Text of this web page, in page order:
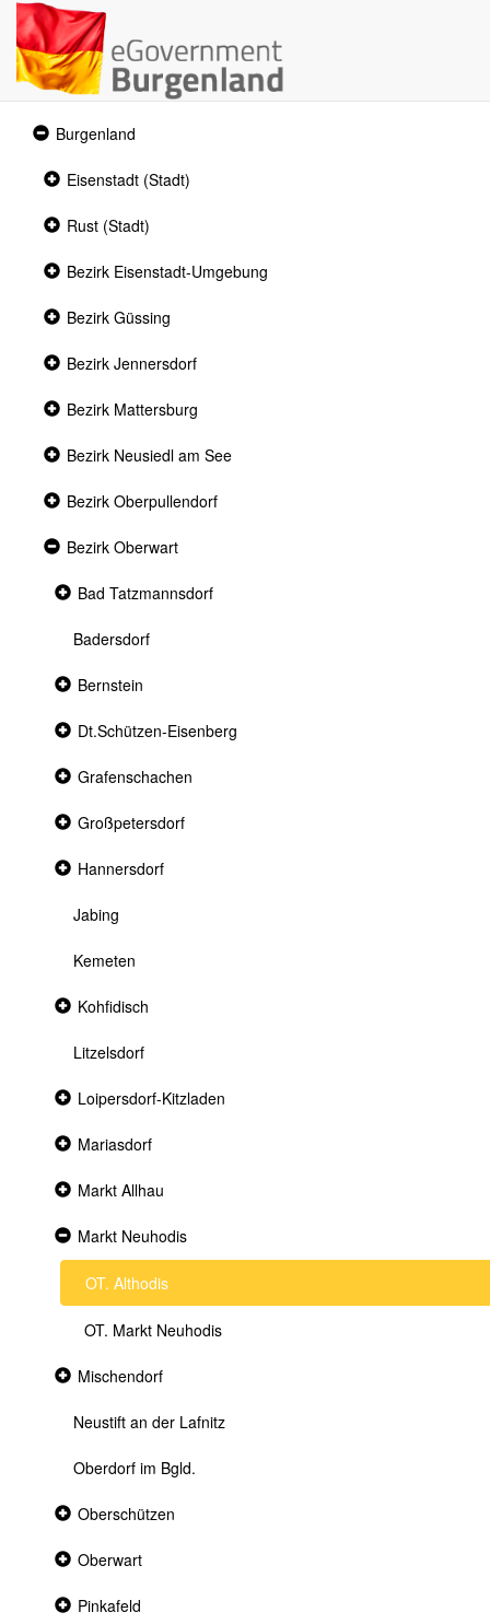
Expanded
section
Burgenland
Collapsed
Eisenstadt (Stadt)
Collapsed
section
Rust (Stadt)
Collapsed
Bezirk Eisenstadt-Umgebung
Collapsed
Bezirk Güssing
Collapsed
Bezirk Jennersdorf
Collapsed
Bezirk Mattersburg
Collapsed
Bezirk Neusiedl am See
Collapsed
Bezirk Oberpullendorf
Expanded
Bezirk Oberwart
Collapsed
Bad Tatzmannsdorf
Badersdorf
Collapsed
Bernstein
Collapsed
Dt.Schützen-Eisenberg
Collapsed
Grafenschachen
Collapsed
section
Großpetersdorf
Collapsed
Hannersdorf
Jabing
Kemeten
Collapsed
Kohfidisch
Litzelsdorf
Collapsed
section
Loipersdorf-Kitzladen
Collapsed
Mariasdorf
Collapsed
Markt Allhau
Expanded
Markt Neuhodis
OT. Althodis
OT. Markt Neuhodis
Collapsed
Mischendorf
Neustift an der Lafnitz
Oberdorf im Bgld.
Collapsed
Oberschützen
Collapsed
Oberwart
Collapsed
Pinkafeld